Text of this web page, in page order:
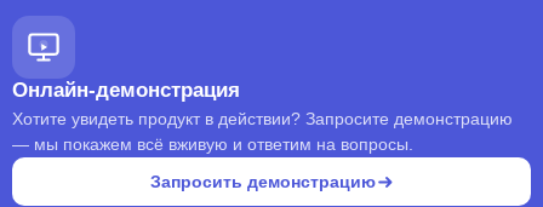
Онлайн-демонстрация
Хотите увидеть продукт в действии? Запросите демонстрацию
— мы покажем всё вживую и ответим на вопросы.
Запросить демонстрацию